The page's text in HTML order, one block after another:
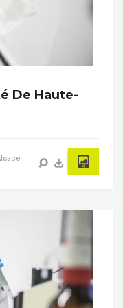
De Haute-